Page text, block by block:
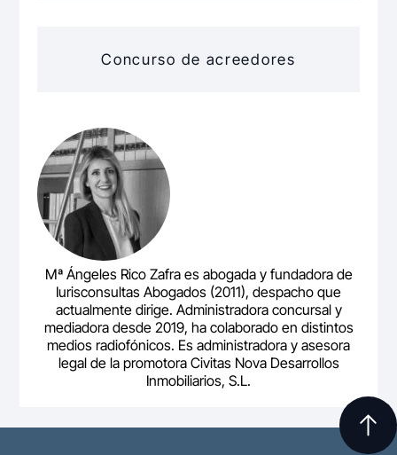
Concurso de acreedores
Mª Ángeles Rico Zafra es abogada y fundadora de
Iurisconsultas Abogados (2011), despacho que
actualmente dirige. Administradora concursal y
mediadora desde 2019, ha colaborado en distintos
medios radiofónicos. Es administradora y asesora
legal de la promotora Civitas Nova Desarrollos
Inmobiliarios, S.L.